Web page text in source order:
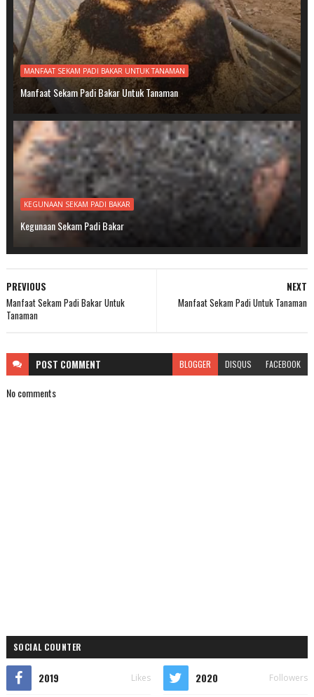
MANFAAT SEKAM PADI BAKAR UNTUK TANAMAN
Manfaat Sekam Padi Bakar Untuk Tanaman
KEGUNAAN SEKAM PADI BAKAR
Kegunaan Sekam Padi Bakar
NEXT
Manfaat Sekam Padi Untuk Tanaman
PREVIOUS
Manfaat Sekam Padi Bakar Untuk
Tanaman
POST COMMENT BLOGGER DISQUS FACEBOOK
No comments
SOCIAL COUNTER
2019 Likes 2020 Followers